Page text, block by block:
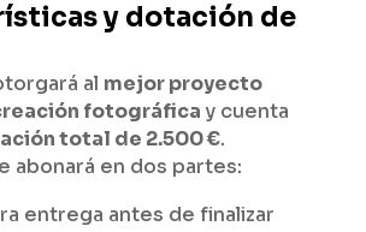
y dotación de
al mejor proyecto
fotográfica y cuenta
total de 2.500 €.
abonará en dos partes:
entrega antes de finalizar